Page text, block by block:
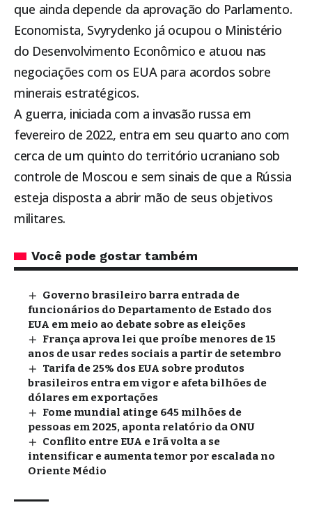
que ainda depende da aprovação do Parlamento.
Economista, Svyrydenko já ocupou o Ministério
do Desenvolvimento Econômico e atuou nas
negociações com os EUA para acordos sobre
minerais estratégicos.
A guerra, iniciada com a invasão russa em
fevereiro de 2022, entra em seu quarto ano com
cerca de um quinto do território ucraniano sob
controle de Moscou e sem sinais de que a Rússia
esteja disposta a abrir mão de seus objetivos
militares.
Você pode gostar também
Governo brasileiro barra entrada de
funcionários do Departamento de Estado dos
EUA em meio ao debate sobre as eleições
França aprova lei que proíbe menores de 15
anos de usar redes sociais a partir de setembro
Tarifa de 25% dos EUA sobre produtos
brasileiros entra em vigor e afeta bilhões de
dólares em exportações
Fome mundial atinge 645 milhões de
pessoas em 2025, aponta relatório da ONU
Conflito entre EUA e Irã volta a se
intensificar e aumenta temor por escalada no
Oriente Médio